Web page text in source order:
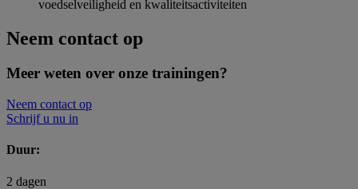
voedselveiligheid en kwaliteitsactiviteiten
Neem contact op
Meer weten over onze trainingen?
Neem contact op
Schrijf u nu in
Duur:
2 dagen